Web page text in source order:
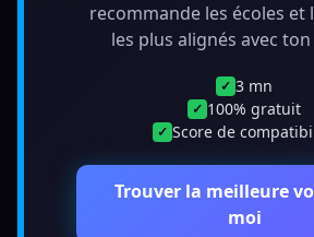
recommande les écoles et
les plus alignés avec
✓ 3 mn
✓ 100% gratuit
✓ Score de
Trouver la meilleure
moi